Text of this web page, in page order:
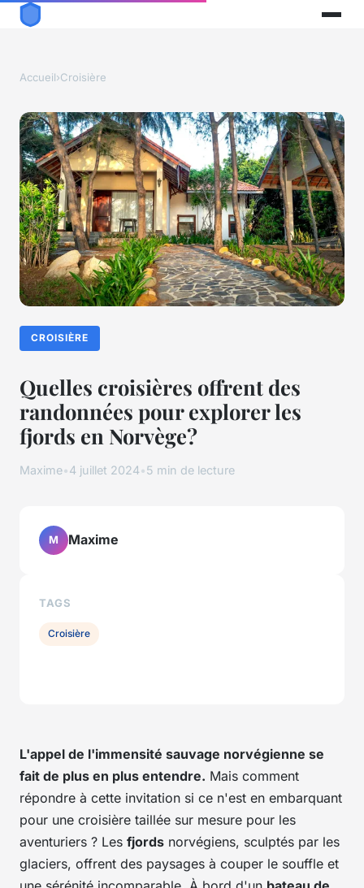
Accueil›Croisière
CROISIÈRE
Quelles croisières offrent des
randonnées pour explorer les
fjords en Norvège?
Maxime•4 juillet 2024•5 min de lecture
L'appel de l'immensité sauvage norvégienne se
fait de plus en plus entendre. Mais comment
répondre à cette invitation si ce n'est en embarquant
pour une croisière taillée sur mesure pour les
aventuriers ? Les fjords norvégiens, sculptés par les
glaciers, offrent des paysages à couper le souffle et
M Maxime
TAGS
Croisière